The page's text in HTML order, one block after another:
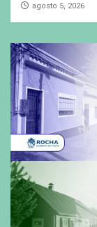
agosto 5, 2026